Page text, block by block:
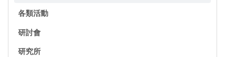
各類活動
研討會
研究所